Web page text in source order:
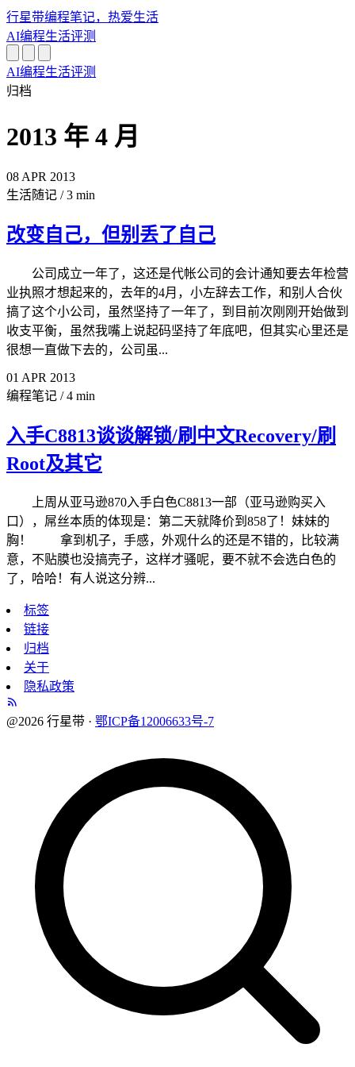
行星带编程笔记，热爱生活
AI编程生活评测
AI编程生活评测
归档
2013 年 4 月
08 APR 2013
生活随记 / 3 min
改变自己，但别丢了自己
公司成立一年了，这还是代帐公司的会计通知要去年检营
业执照才想起来的，去年的4月，小左辞去工作，和别人合伙
搞了这个小公司，虽然坚持了一年了，到目前次刚刚开始做到
收支平衡，虽然我嘴上说起码坚持了年底吧，但其实心里还是
很想一直做下去的，公司虽...
01 APR 2013
编程笔记 / 4 min
入手C8813谈谈解锁/刷中文Recovery/刷
Root及其它
上周从亚马逊870入手白色C8813一部（亚马逊购买入
口），屌丝本质的体现是：第二天就降价到858了！妹妹的
胸！ 拿到机子，手感，外观什么的还是不错的，比较满
意，不贴膜也没搞壳子，这样才骚呢，要不就不会选白色的
了，哈哈！有人说这分辨...
标签
链接
归档
关于
隐私政策
@2026 行星带 · 鄂ICP备12006633号-7